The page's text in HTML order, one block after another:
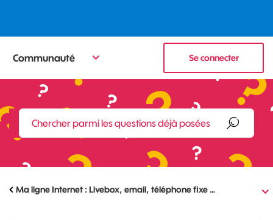
Communauté Se connecter
Ma ligne Internet : Livebox, email, téléphone fixe …